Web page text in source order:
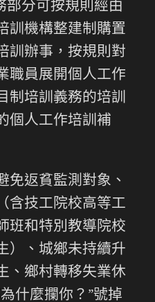
部分可按規則經由
訓機構整建制購置
訓辦事，按規則對
職員展開個人工作
制培訓義務的培訓
個人工作培訓補
免返貧監測對象、
含技工院校高等工
班和特別教導院校
）、城鄉未持續升
、鄉村轉移失業休
什麼攔你？”號掉